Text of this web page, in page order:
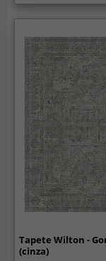
Tapete Wilton -
(cinza)